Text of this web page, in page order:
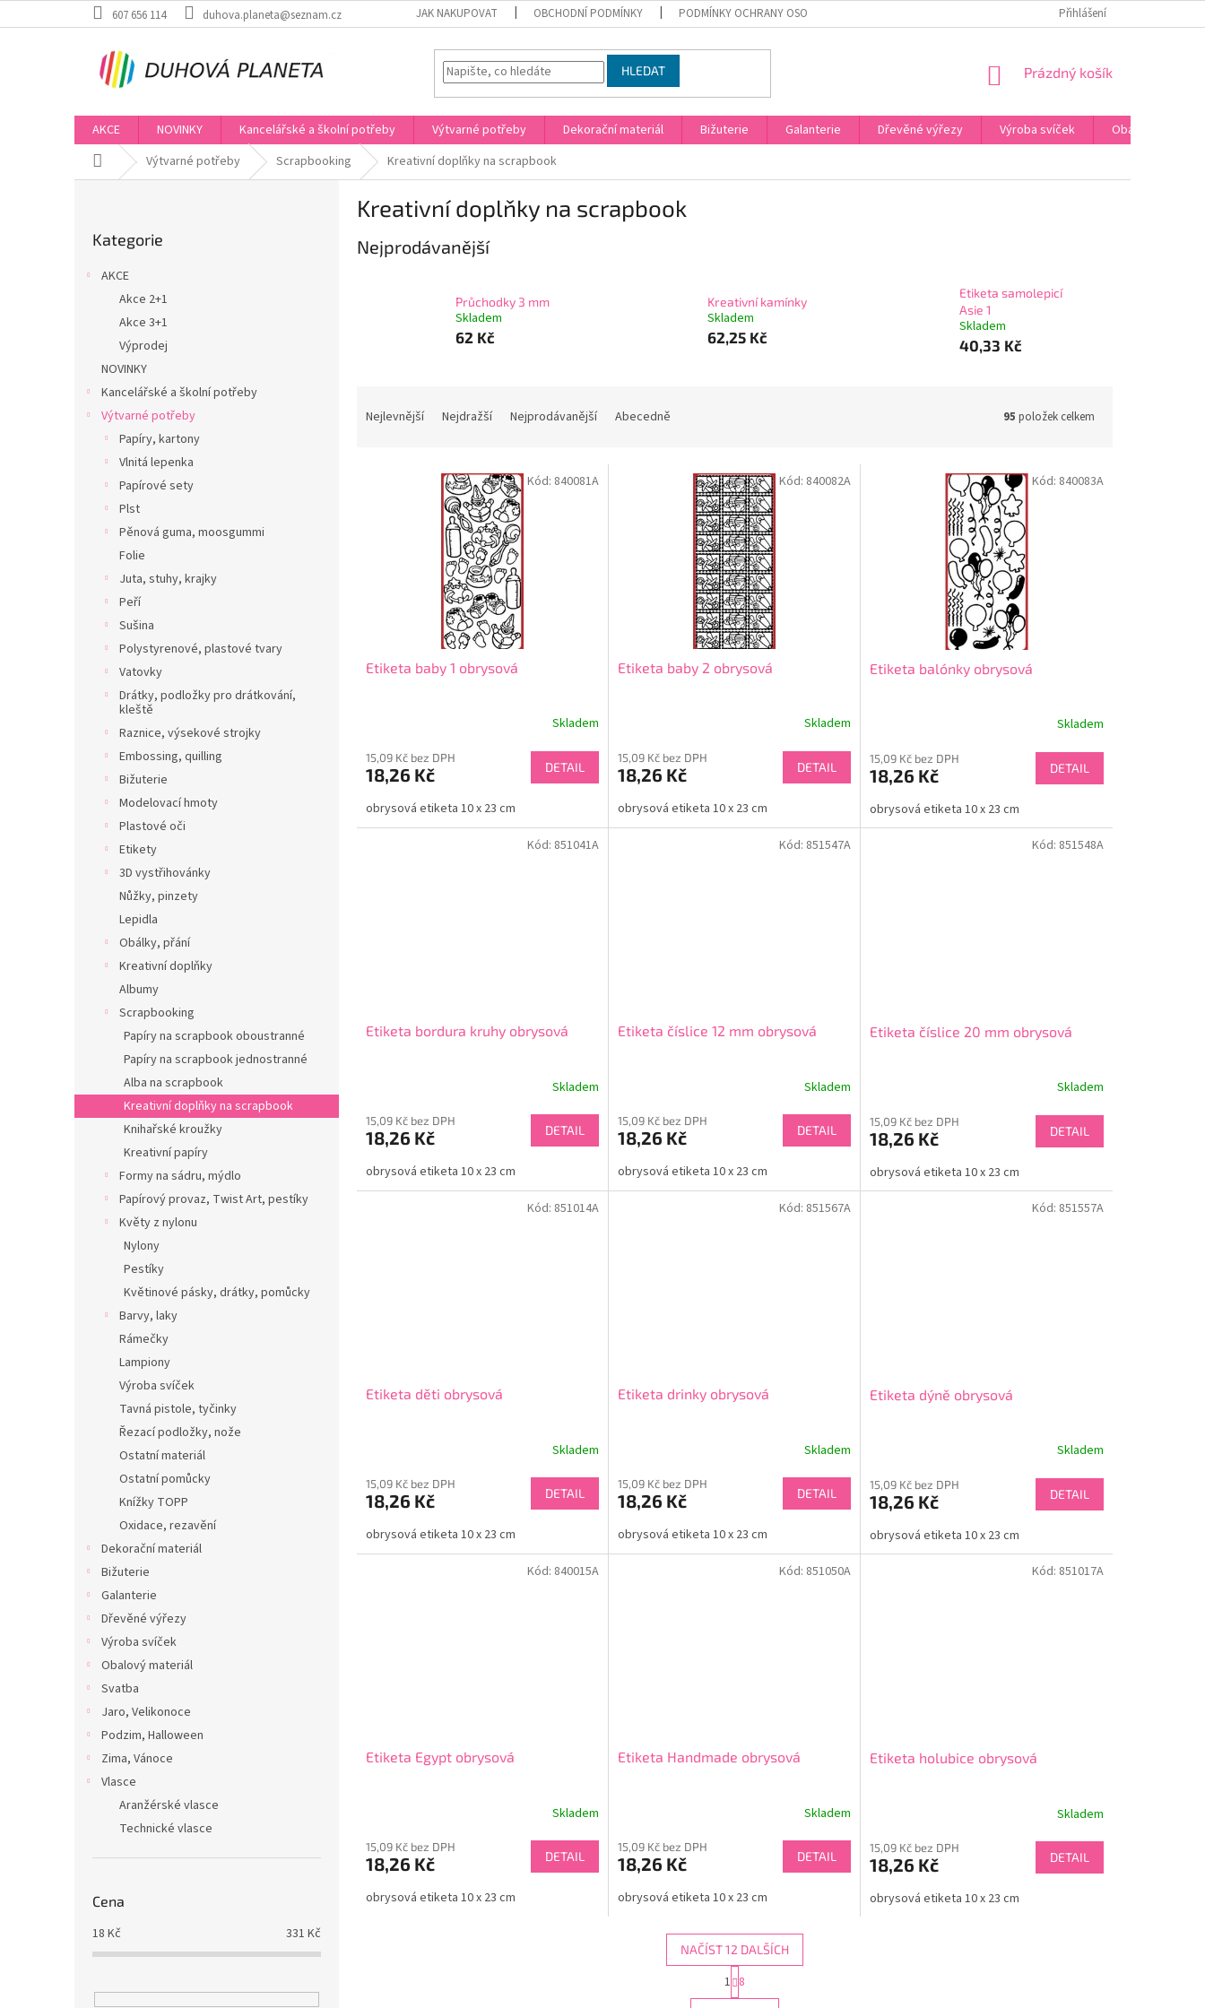
na
607 656 114 duhova.planeta@seznam.cz JAK NAKUPOVAT OBCHODNÍ PODMÍNKY PODMÍNKY OCHRANY OSOBNÍCH ÚDAJŮ UPLATNĚNÍ REKLAMACE
Přihlášení
HLEDAT
NÁKUPNÍ
Prázdný košík
AKCE NOVINKY Kancelářské a školní potřeby Výtvarné potřeby Dekorační materiál Bižuterie Galanterie Dřevěné výřezy Výroba svíček
Obalový materiál
Domů Výtvarné potřeby Scrapbooking Kreativní doplňky na scrapbook
kategorie
Kategorie
AKCE
Akce 2+1
Akce 3+1
Výprodej
NOVINKY
Kancelářské a školní potřeby
Výtvarné potřeby
Papíry, kartony
Vlnitá lepenka
Papírové sety
Plst
Pěnová guma, moosgummi
Folie
Juta, stuhy, krajky
Peří
Sušina
Polystyrenové, plastové tvary
Vatovky
Drátky, podložky pro drátkování,
kleště
Raznice, výsekové strojky
Embossing, quilling
Bižuterie
Modelovací hmoty
Plastové oči
Etikety
3D vystřihovánky
Nůžky, pinzety
Lepidla
Obálky, přání
Kreativní doplňky
Albumy
Scrapbooking
Papíry na scrapbook oboustranné
Papíry na scrapbook jednostranné
Alba na scrapbook
Kreativní doplňky na scrapbook
Knihařské kroužky
Kreativní papíry
Formy na sádru, mýdlo
Papírový provaz, Twist Art, pestíky
Květy z nylonu
Nylony
Pestíky
Květinové pásky, drátky, pomůcky
Barvy, laky
Rámečky
Lampiony
Výroba svíček
Tavná pistole, tyčinky
Řezací podložky, nože
Ostatní materiál
Ostatní pomůcky
Knížky TOPP
Oxidace, rezavění
Dekorační materiál
Bižuterie
Galanterie
Dřevěné výřezy
Výroba svíček
Obalový materiál
Svatba
Jaro, Velikonoce
Podzim, Halloween
Zima, Vánoce
Vlasce
Aranžérské vlasce
Technické vlasce
Cena
18 Kč 331 Kč
Kreativní doplňky na scrapbook
Nejprodávanější
Průchodky 3 mm
Skladem
62 Kč
Kreativní kamínky
Skladem
62,25 Kč
Etiketa samolepicí
Asie 1
Skladem
40,33 Kč
Nejlevnější Nejdražší Nejprodávanější Abecedně 95 položek celkem
Etiketa baby 1 obrysová
Skladem
15,09 Kč bez DPH
18,26 Kč DETAIL
obrysová etiketa 10 x 23 cm
Kód: 840081A
Etiketa baby 2 obrysová
Skladem
15,09 Kč bez DPH
18,26 Kč DETAIL
obrysová etiketa 10 x 23 cm
Kód: 840082A
Etiketa balónky obrysová
Skladem
15,09 Kč bez DPH
18,26 Kč DETAIL
obrysová etiketa 10 x 23 cm
Kód: 840083A
Etiketa bordura kruhy obrysová
Skladem
15,09 Kč bez DPH
18,26 Kč DETAIL
obrysová etiketa 10 x 23 cm
Kód: 851041A
Etiketa číslice 12 mm obrysová
Skladem
15,09 Kč bez DPH
18,26 Kč DETAIL
obrysová etiketa 10 x 23 cm
Kód: 851547A
Etiketa číslice 20 mm obrysová
Skladem
15,09 Kč bez DPH
18,26 Kč DETAIL
obrysová etiketa 10 x 23 cm
Kód: 851548A
Etiketa děti obrysová
Skladem
15,09 Kč bez DPH
18,26 Kč DETAIL
obrysová etiketa 10 x 23 cm
Kód: 851014A
Etiketa drinky obrysová
Skladem
15,09 Kč bez DPH
18,26 Kč DETAIL
obrysová etiketa 10 x 23 cm
Kód: 851567A
Etiketa dýně obrysová
Skladem
15,09 Kč bez DPH
18,26 Kč DETAIL
obrysová etiketa 10 x 23 cm
Kód: 851557A
Etiketa Egypt obrysová
Skladem
15,09 Kč bez DPH
18,26 Kč DETAIL
obrysová etiketa 10 x 23 cm
Kód: 840015A
Etiketa Handmade obrysová
Skladem
15,09 Kč bez DPH
18,26 Kč DETAIL
obrysová etiketa 10 x 23 cm
Kód: 851050A
Etiketa holubice obrysová
Skladem
15,09 Kč bez DPH
18,26 Kč DETAIL
obrysová etiketa 10 x 23 cm
Kód: 851017A
O
NAČÍST 12 DALŠÍCH
t
r
1 8